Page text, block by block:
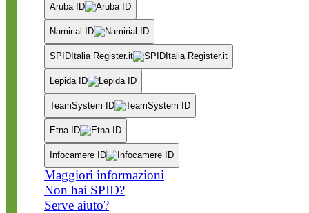
Aruba ID
Namirial ID
SPIDItalia Register.it
Lepida ID
TeamSystem ID
Etna ID
Infocamere ID
Maggiori informazioni
Non hai SPID?
Serve aiuto?